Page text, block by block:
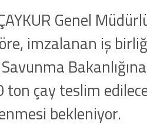
Genel
imzalanan iş
ton çay teslim
bekleniyor.